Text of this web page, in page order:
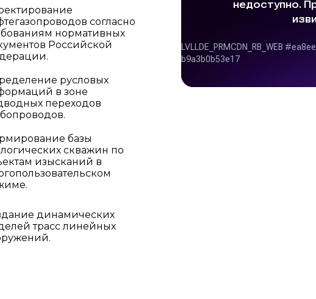
согласно
нормативных
Российской
русловых
в зоне
переходов
базы
скважин по
изысканий в
динамических
трасс линейных